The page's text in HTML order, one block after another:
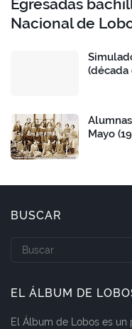
Egresadas
Nacional de
(década
Mayo
BUSCAR
EL ÁLBUM DE
El Álbum de Lobos es un